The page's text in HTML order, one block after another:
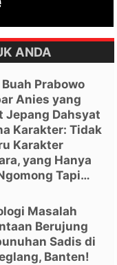
ANDA
Prabowo
Anies yang
Jepang Dahsyat
Karakter: Tidak
Karakter
yang Hanya
Tapi…
Masalah
Berujung
Sadis di
Banten!